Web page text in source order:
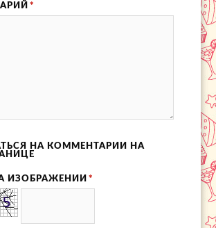
*
НА КОММЕНТАРИИ НА
ИЗОБРАЖЕНИИ *